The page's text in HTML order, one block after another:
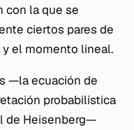
con la que se
ciertos pares de
el momento lineal.
—la ecuación de
probabilística
de Heisenberg—